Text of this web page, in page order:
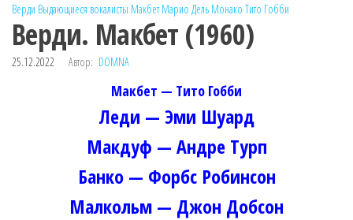
Верди Выдающиеся вокалисты Макбет Марио Дель Монако Тито Гобби
Верди. Макбет (1960)
25.12.2022 Автор: DOMNA
Макбет — Тито Гобби
Леди — Эми Шуард
Макдуф — Андре Турп
Банко — Форбс Робинсон
Малкольм — Джон Добсон